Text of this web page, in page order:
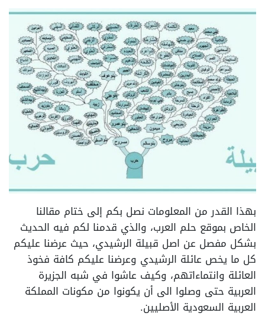
بهذا القدر من المعلومات نصل بكم إلى ختام مقالنا
الخاص بموقع حلم العرب، والذي قدمنا لكم فيه الحديث
بشكل مفصل عن اصل قبيلة الرشيدي، حيث عرضنا عليكم
كل ما يخص عائلة الرشيدي وعرضنا عليكم كافة فخوذ
العائلة وانتماءاتهم، وكيف عاشوا في شبه الجزيرة
العربية حتى وصلوا الى أن يكونوا من مكونات المملكة
العربية السعودية الأصليين.